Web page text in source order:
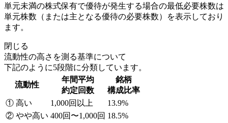
単元未満の株式保有で優待が発生する場合の最低必要株数は
単元株数（または主となる優待の必要株数）を表示しており
ます。
閉じる
流動性の高さを測る基準について
下記のように5段階に分類しています。
流動性
年間平均
約定回数
銘柄
構成比率
① 高い
1,000回以上
13.9%
② やや高い 400回〜1,000回 18.5%